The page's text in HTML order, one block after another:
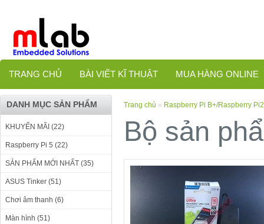
TRANG CHỦ BÀI VIẾT KĨ THUẬT MUA HÀNG ONLINE
DANH MỤC SẢN PHẨM
KHUYẾN MÃI (22)
Raspberry Pi 5 (22)
SẢN PHẨM MỚI NHẤT (35)
ASUS Tinker (51)
Chơi âm thanh (6)
Màn hình (51)
Trang chủ » Raspberry Pi B+/Raspberry
Bộ sản